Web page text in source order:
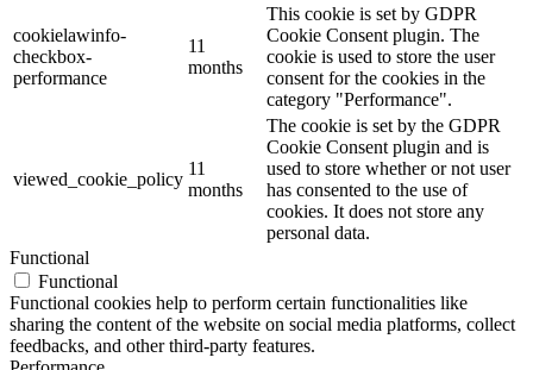
cookielawinfo-
checkbox-
performance
11
months
This cookie is set by GDPR
Cookie Consent plugin. The
cookie is used to store the user
consent for the cookies in the
category "Performance".
viewed_cookie_policy
11
months
The cookie is set by the GDPR
Cookie Consent plugin and is
used to store whether or not user
has consented to the use of
cookies. It does not store any
personal data.
Functional
Functional
Functional cookies help to perform certain functionalities like
sharing the content of the website on social media platforms, collect
feedbacks, and other third-party features.